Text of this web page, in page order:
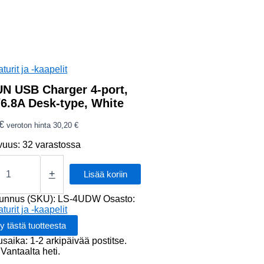
ja -kaapelit
USB Charger 4-port,
Desk-type, White
veroton hinta30,20€
32 varastossa
+ Lisää koriin
(SKU): LS-4UDW Osasto:
ja -kaapelit
1-2 arkipäivää postitse.
heti.